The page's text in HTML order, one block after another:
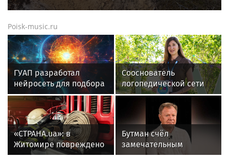
Poisk-music.ru
ГУАП разработал
нейросеть для подбора
обуви по фото стопы
Сооснователь
логопедической сети
«Разноцветные
цыплята» выступила на
VK Fest
«СТРАНА.ua»: в
Житомире повреждено
предприятие
Бутман счёл
замечательным
решение друзей